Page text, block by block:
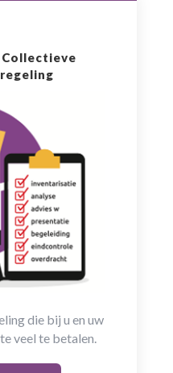
die bij u en uw
veel te betalen.